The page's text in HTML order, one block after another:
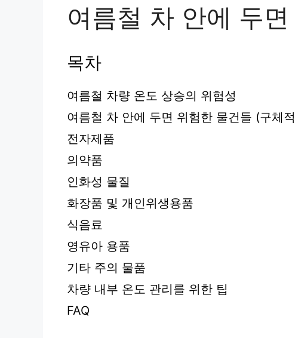
여름철 차 안에 두
목차
여름철 차량 온도 상승의 위험성
여름철 차 안에 두면 위험한 물건들 (구체
전자제품
의약품
인화성 물질
화장품 및 개인위생용품
식음료
영유아 용품
기타 주의 물품
차량 내부 온도 관리를 위한 팁
FAQ